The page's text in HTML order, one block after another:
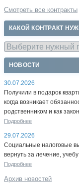
Смотреть все контракты
КАКОЙ КОНТРАКТ
НОВОСТИ
30.07.2026
Получили в подарок
когда возникает
родственником и как
Подробнее
29.07.2026
Социальные налоговые
вернуть за лечение,
Подробнее
Архив новостей